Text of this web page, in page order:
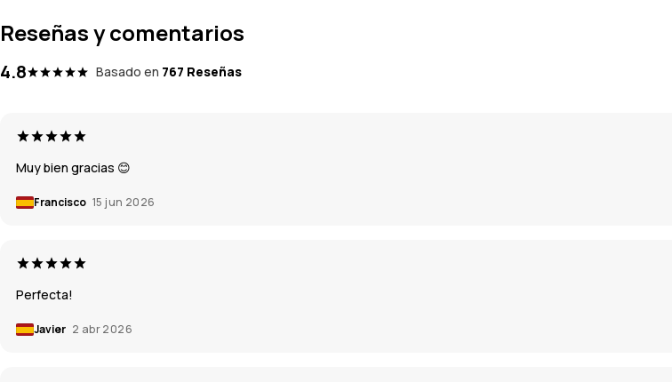
Reseñas y comentarios
4.8 Basado en 767 Reseñas
Muy bien gracias 😊
Francisco 15 jun 2026
Perfecta!
Javier 2 abr 2026